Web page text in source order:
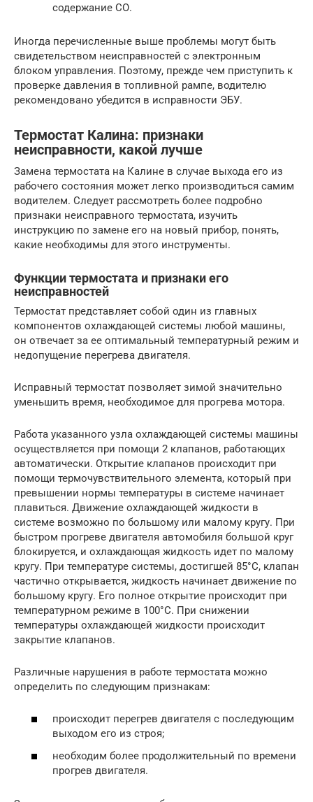
содержание СО.
Иногда перечисленные выше проблемы могут быть
свидетельством неисправностей с электронным
блоком управления. Поэтому, прежде чем приступить к
проверке давления в топливной рампе, водителю
рекомендовано убедится в исправности ЭБУ.
Термостат Калина: признаки
неисправности, какой лучше
Замена термостата на Калине в случае выхода его из
рабочего состояния может легко производиться самим
водителем. Следует рассмотреть более подробно
признаки неисправного термостата, изучить
инструкцию по замене его на новый прибор, понять,
какие необходимы для этого инструменты.
Функции термостата и признаки его
неисправностей
Термостат представляет собой один из главных
компонентов охлаждающей системы любой машины,
он отвечает за ее оптимальный температурный режим и
недопущение перегрева двигателя.
Исправный термостат позволяет зимой значительно
уменьшить время, необходимое для прогрева мотора.
Работа указанного узла охлаждающей системы машины
осуществляется при помощи 2 клапанов, работающих
автоматически. Открытие клапанов происходит при
помощи термочувствительного элемента, который при
превышении нормы температуры в системе начинает
плавиться. Движение охлаждающей жидкости в
системе возможно по большому или малому кругу. При
быстром прогреве двигателя автомобиля большой круг
блокируется, и охлаждающая жидкость идет по малому
кругу. При температуре системы, достигшей 85°С, клапан
частично открывается, жидкость начинает движение по
большому кругу. Его полное открытие происходит при
температурном режиме в 100°С. При снижении
температуры охлаждающей жидкости происходит
закрытие клапанов.
Различные нарушения в работе термостата можно
определить по следующим признакам:
происходит перегрев двигателя с последующим
выходом его из строя;
необходим более продолжительный по времени
прогрев двигателя.